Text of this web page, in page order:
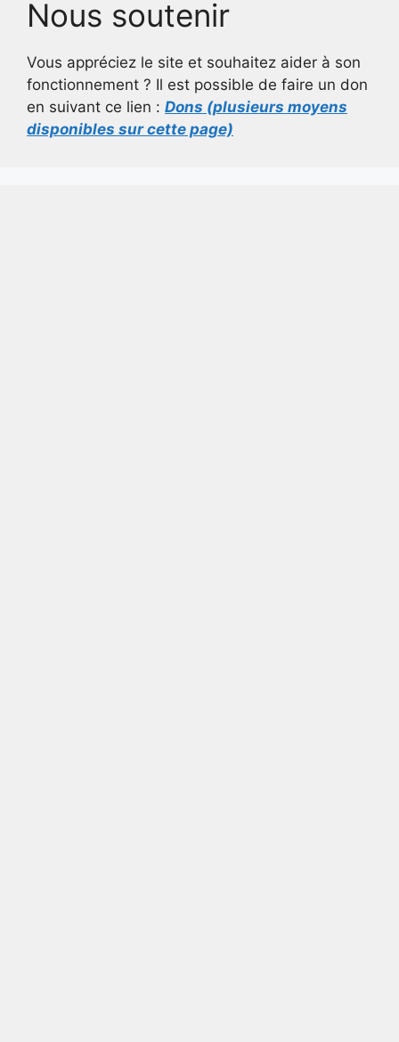
Nous soutenir
Vous appréciez le site et souhaitez aider à son
fonctionnement ? Il est possible de faire un don
en suivant ce lien : Dons (plusieurs moyens
disponibles sur cette page)